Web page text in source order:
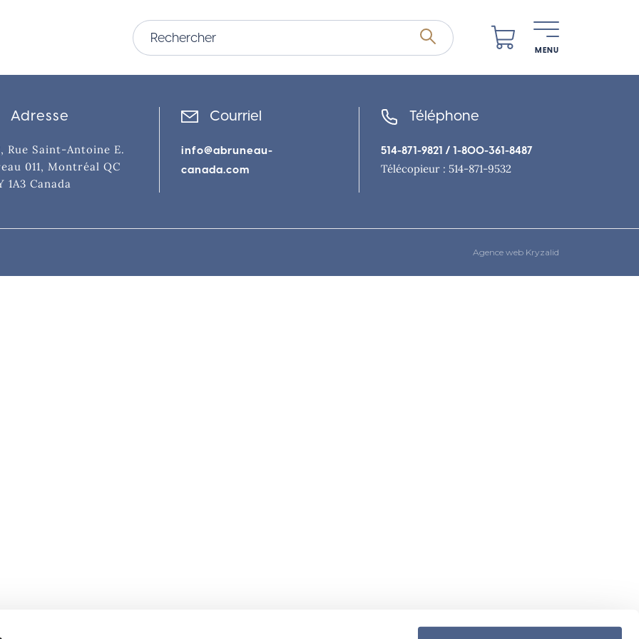
MENU
Adresse
Rue Saint-Antoine E.
011, Montréal QC
1A3 Canada
Courriel
info@abruneau-
canada.com
Téléphone
514-871-9821 / 1-800-361-8487
Télécopieur : 514-871-9532
Agence web Kryzalid